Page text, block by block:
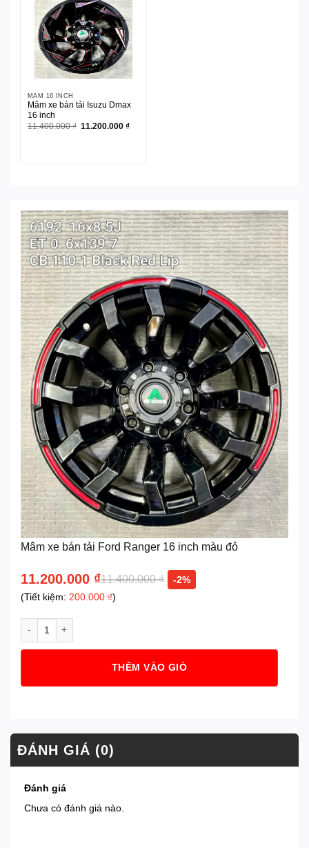
MÂM 16 INCH
Mâm xe bán tải Isuzu Dmax
16 inch
11.400.000₫ Giá
11.200.000₫Giá
Mâm xe bán tải Ford Ranger 16 inch màu đỏ
11.200.000 ₫11.400.000₫
-2%
(Tiết kiệm: 200.000 ₫)
Mâm xe bán tải Ford Ranger 16 inch màu đỏ số lượng
THÊM VÀO GIỎ
ĐÁNH GIÁ (0)
Đánh giá
Chưa có đánh giá nào.